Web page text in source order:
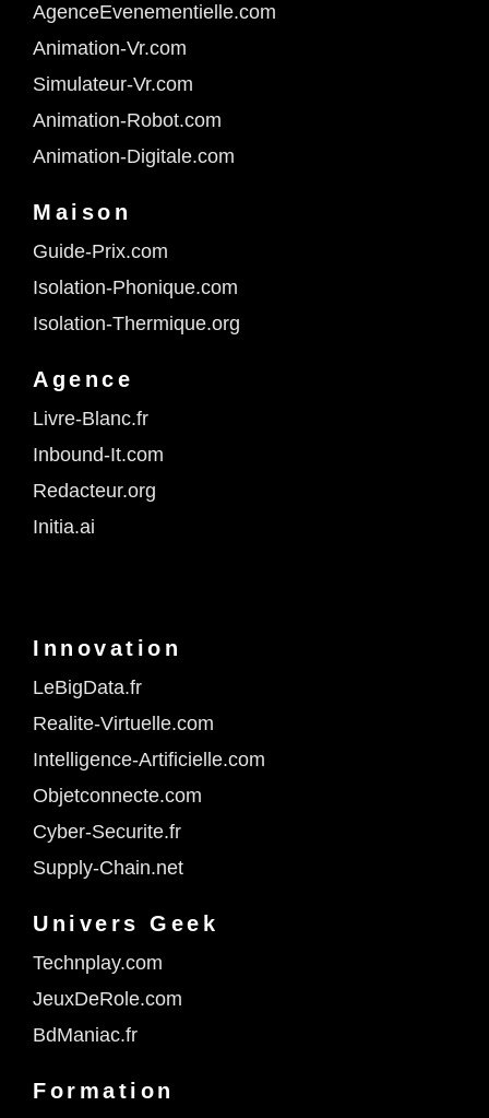
AgenceEvenementielle.com
Animation-Vr.com
Simulateur-Vr.com
Animation-Robot.com
Animation-Digitale.com
Maison
Guide-Prix.com
Isolation-Phonique.com
Isolation-Thermique.org
Agence
Livre-Blanc.fr
Inbound-It.com
Redacteur.org
Initia.ai
Innovation
LeBigData.fr
Realite-Virtuelle.com
Intelligence-Artificielle.com
Objetconnecte.com
Cyber-Securite.fr
Supply-Chain.net
Univers Geek
Technplay.com
JeuxDeRole.com
BdManiac.fr
Formation